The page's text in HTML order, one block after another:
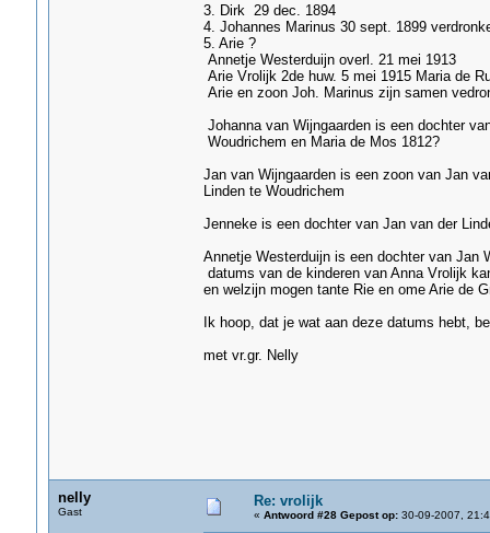
3. Dirk 29 dec. 1894
4. Johannes Marinus 30 sept. 1899
5. Arie ?
Annetje Westerduijn overl. 21 mei 1913
Arie Vrolijk 2de huw. 5 mei 1915 Maria de
Arie en zoon Joh. Marinus zijn samen
Johanna van Wijngaarden is een dochter
Woudrichem en Maria de Mos 1812?
Jan van Wijngaarden is een zoon van Jan
Linden te Woudrichem
Jenneke is een dochter van Jan van der
Annetje Westerduijn is een dochter van Jan
datums van de kinderen van Anna Vrolijk
en welzijn mogen tante Rie en ome Arie de
Ik hoop, dat je wat aan deze datums hebt,
met vr.gr. Nelly
nelly
Gast
Re: vrolijk
« Antwoord #28 Gepost op:30-09-2007,